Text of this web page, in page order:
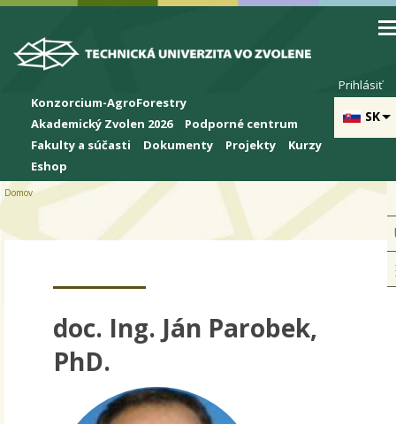
Skip to cookies
Skip to navigation
Skočiť na hlavný obsah
SK
Prihlásiť
Konzorcium-AgroForestry
Akademický Zvolen 2026
Podporné centrum
Fakulty a súčasti
Dokumenty Projekty
Kurzy
Eshop
Domov
doc. Ing. Ján Parobek,
PhD.